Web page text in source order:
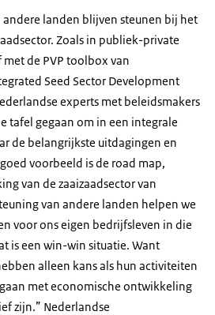
andere landen blijven steunen bij het
Zoals in publiek-private
de PVP toolbox van
Seed Sector Development
experts met beleidsmakers
tafel gegaan om in een integrale
de belangrijkste uitdagingen en
voorbeeld is de road map,
van de zaaizaadsector van
van andere landen helpen we
voor ons eigen bedrijfsleven in die
is een win-win situatie. Want
alleen kans als hun activiteiten
met economische ontwikkeling
zijn.” Nederlandse